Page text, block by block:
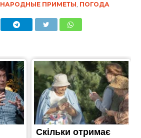
НАРОДНЫЕ ПРИМЕТЫ, ПОГОДА